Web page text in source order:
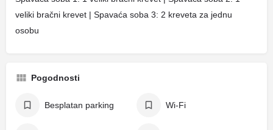
veliki bračni krevet | Spavaća soba 3: 2 kreveta za jednu
osobu
Pogodnosti
Besplatan parking Wi-Fi